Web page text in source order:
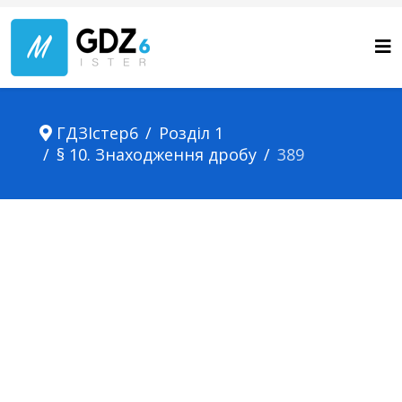
ГДЗІстер6
Розділ 1
§ 10. Знаходження дробу
389